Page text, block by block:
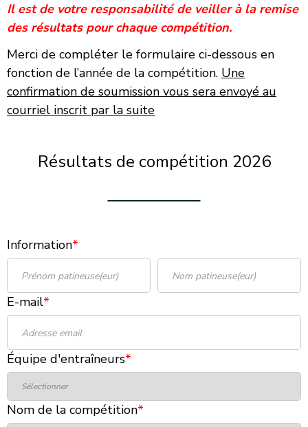
Il est de votre responsabilité de veiller à la remise
des résultats pour chaque compétition.
Merci de compléter le formulaire ci-dessous en
fonction de l’année de la compétition. Une
confirmation de soumission vous sera envoyé au
courriel inscrit par la suite
Résultats de compétition 2026
Information*
E-mail*
Équipe d'entraîneurs*
Nom de la compétition*